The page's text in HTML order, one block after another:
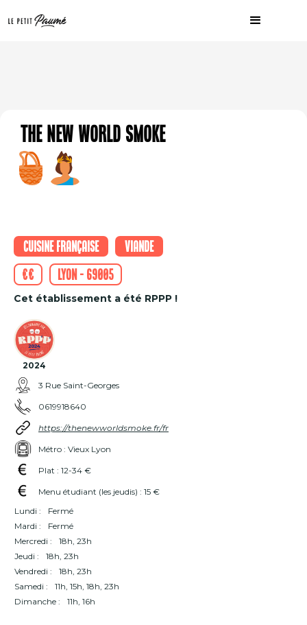
The New World Smoke
Cuisine française
Viande
€€
Lyon - 69005
Cet établissement a été RPPP !
2024
3 Rue Saint-Georges
0619918640
https://thenewworldsmoke.fr/fr
Métro : Vieux Lyon
Plat : 12-34 €
Menu étudiant (les jeudis) : 15 €
Lundi :
Fermé
Mardi :
Fermé
Mercredi :
18h, 23h
Jeudi :
18h, 23h
Vendredi :
18h, 23h
Samedi :
11h, 15h, 18h, 23h
Dimanche :
11h, 16h